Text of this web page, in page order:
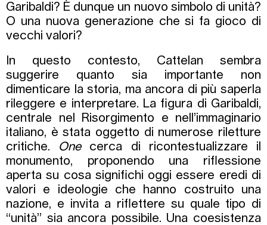
Garibaldi? È dunque un nuovo simbolo di unità?
O una nuova generazione che si fa gioco di
vecchi valori?
In questo contesto, Cattelan sembra
suggerire quanto sia importante non
dimenticare la storia, ma ancora di più saperla
rileggere e interpretare. La figura di Garibaldi,
centrale nel Risorgimento e nell’immaginario
italiano, è stata oggetto di numerose riletture
critiche. One cerca di ricontestualizzare il
monumento, proponendo una riflessione
aperta su cosa significhi oggi essere eredi di
valori e ideologie che hanno costruito una
nazione, e invita a riflettere su quale tipo di
“unità” sia ancora possibile. Una coesistenza